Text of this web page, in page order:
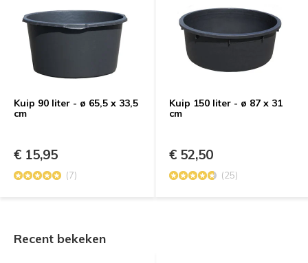
Kuip 90 liter - ø 65,5 x 33,5
cm
€ 15,95
(7)
Kuip 150 liter - ø 87 x 31
cm
€ 52,50
(25)
Recent bekeken